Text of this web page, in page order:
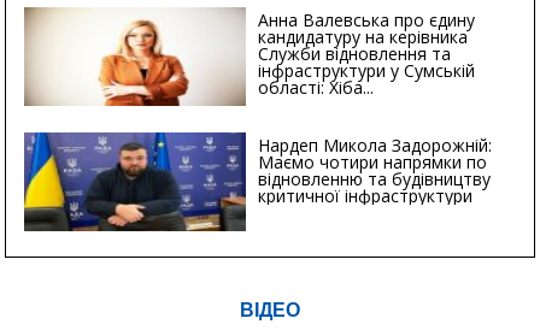
Анна Валевська про єдину
кандидатуру на керівника
Служби відновлення та
інфраструктури у Сумській
області: Хіба...
Нардеп Микола Задорожній:
Маємо чотири напрямки по
відновленню та будівництву
критичної інфраструктури
ВІДЕО